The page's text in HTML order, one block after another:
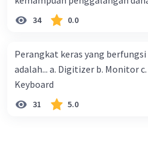
makin tinggi c. pemahaman
kepada masyarakat masih
bencana e. kepercayaan
mampu mengatasi bencana
34 0.0
Perangkat keras yang
adalah... a. Digitizer b. Monitor
Keyboard
31 5.0